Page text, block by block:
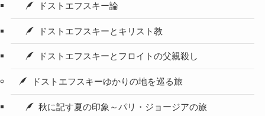
ドストエフスキー論
ドストエフスキーとキリスト教
ドストエフスキーとフロイトの父親殺し
ドストエフスキーゆかりの地を巡る旅
秋に記す夏の印象～パリ・ジョージアの旅